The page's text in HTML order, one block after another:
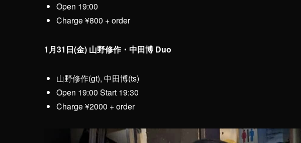
Open 19:00
Charge ¥800 + order
1月31日(金) 山野修作・中田博 Duo
山野修作(gt), 中田博(ts)
Open 19:00 Start 19:30
Charge ¥2000 + order